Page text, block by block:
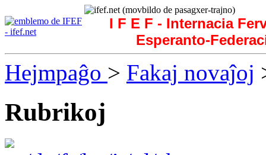
I F E F - Internacia
Esperanto-
Hejmpaĝo > Fakaj novaĵoj
Rubrikoj